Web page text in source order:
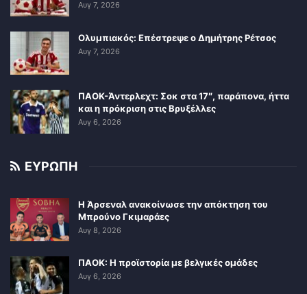
Αυγ 7, 2026
Ολυμπιακός: Επέστρεψε ο Δημήτρης Ρέτσος
Αυγ 7, 2026
ΠΑΟΚ-Άντερλεχτ: Σοκ στα 17″, παράπονα, ήττα
και η πρόκριση στις Βρυξέλλες
Αυγ 6, 2026
ΕΥΡΩΠΗ
Η Άρσεναλ ανακοίνωσε την απόκτηση του
Μπρούνο Γκιμαράες
Αυγ 8, 2026
ΠΑΟΚ: Η προϊστορία με βελγικές ομάδες
Αυγ 6, 2026